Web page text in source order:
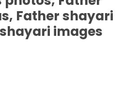
Fathershayari
shayari images